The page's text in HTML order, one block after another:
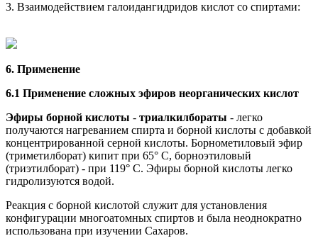
3. Взаимодействием галоидангидридов кислот со спиртами:
6. Применение
6.1 Применение сложных эфиров неорганических кислот
Эфиры борной кислоты - триалкилбораты - легко
получаются нагреванием спирта и борной кислоты с добавкой
концентрированной серной кислоты. Борнометиловый эфир
(триметилборат) кипит при 65° С, борноэтиловый
(триэтилборат) - при 119° С. Эфиры борной кислоты легко
гидролизуются водой.
Реакция с борной кислотой служит для установления
конфигурации многоатомных спиртов и была неоднократно
использована при изучении Сахаров.